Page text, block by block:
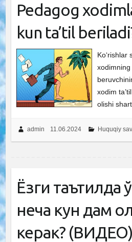
Pedagog
kun ta’til
Ko‘rishlar
xodim
olishi shart.
admin 11.06.2024 Huquqiy
Ёзги таътилда
неча кун дам
керак? (ВИДЕО)